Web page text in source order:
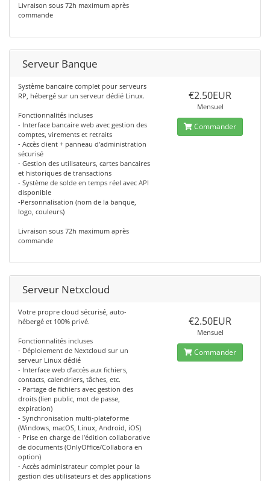
Livraison sous 72h maximum après
commande
Serveur Banque
Système bancaire complet pour serveurs
RP, hébergé sur un serveur dédié Linux.
Fonctionnalités incluses
- Interface bancaire web avec gestion des
comptes, virements et retraits
- Accès client + panneau d’administration
sécurisé
- Gestion des utilisateurs, cartes bancaires
et historiques de transactions
- Système de solde en temps réel avec API
disponible
-Personnalisation (nom de la banque,
logo, couleurs)
Livraison sous 72h maximum après
commande
€2.50EUR
Mensuel
Commander
Serveur Netxcloud
Votre propre cloud sécurisé, auto-
hébergé et 100% privé.
Fonctionnalités incluses
- Déploiement de Nextcloud sur un
serveur Linux dédié
- Interface web d’accès aux fichiers,
contacts, calendriers, tâches, etc.
- Partage de fichiers avec gestion des
droits (lien public, mot de passe,
expiration)
- Synchronisation multi-plateforme
(Windows, macOS, Linux, Android, iOS)
- Prise en charge de l’édition collaborative
de documents (OnlyOffice/Collabora en
option)
- Accès administrateur complet pour la
gestion des utilisateurs et des applications
€2.50EUR
Mensuel
Commander